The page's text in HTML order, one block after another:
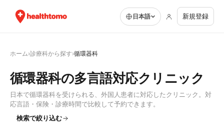
日本語 新規登録
ホーム›診療科から探す›循環器科
循環器科の多言語対応クリニック
日本で循環器科を受けられる、外国人患者に対応したクリニック。対
応言語・保険・診療時間で比較して予約できます。
検索で絞り込む